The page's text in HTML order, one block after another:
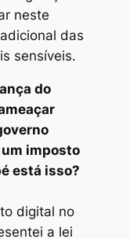
neste
das
sensíveis.
do
imposto
está isso?
digital no
a lei